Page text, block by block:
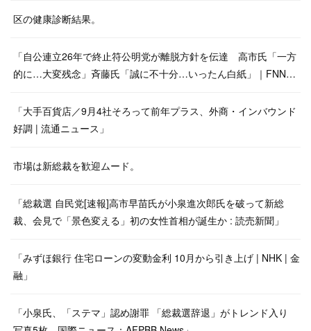
区の健康診断結果。
「自公連立26年で終止符公明党が離脱方針を伝達 高市氏「一方
的に…大変残念」斉藤氏「誠に不十分…いったん白紙」｜FNN…
「大手百貨店／9月4社そろって前年プラス、外商・インバウンド
好調 | 流通ニュース」
市場は新総裁を歓迎ムード。
「総裁選 自民党[速報]高市早苗氏が小泉進次郎氏を破って新総
裁、会見で「景色変える」初の女性首相が誕生か : 読売新聞」
「みずほ銀行 住宅ローンの変動金利 10月から引き上げ | NHK | 金
融」
「小泉氏、「ステマ」認め謝罪 「総裁選辞退」がトレンド入り